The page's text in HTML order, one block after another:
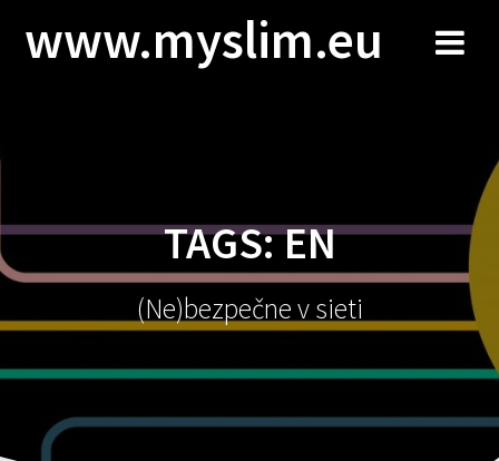
to
content
www.myslim.eu
TAGS:EN
(Ne)bezpečne v sieti